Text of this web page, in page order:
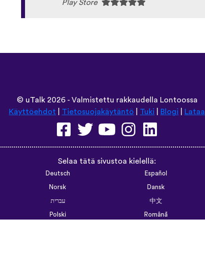
Play Store
© uTalk2026 - Valmistettu rakkaudella Lontoossa
Käyttöehdot
Tietosuojakäytäntö Tuki Blogi Lataa
Selaa tätä sivustoa kielellä:
Deutsch Español
Norsk Dansk
עברית 中文
Polski Română